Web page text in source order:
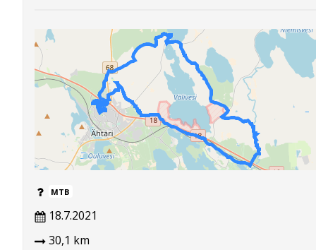
MTB
18.7.2021
30,1 km